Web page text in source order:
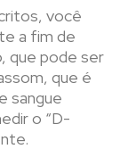
você
a fim de
que pode ser
que é
sangue
o “D-